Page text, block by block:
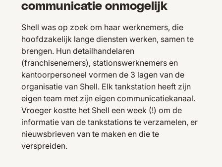
communicatie onmogelijk
Shell was op zoek om haar werknemers, die
hoofdzakelijk lange diensten werken, samen te
brengen. Hun detailhandelaren
(franchisenemers), stationswerknemers en
kantoorpersoneel vormen de 3 lagen van de
organisatie van Shell. Elk tankstation heeft zijn
eigen team met zijn eigen communicatiekanaal.
Vroeger kostte het Shell een week (!) om de
informatie van de tankstations te verzamelen, er
nieuwsbrieven van te maken en die te
verspreiden.